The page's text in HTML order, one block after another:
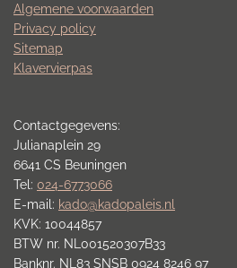
Algemene voorwaarden
Privacy policy
Sitemap
Klavervierpas
Contactgegevens:
Julianaplein 29
6641 CS Beuningen
Tel: 024-6773066
E-mail: kado@kadopaleis.nl
KVK: 10044857
BTW nr. NL001520307B33
Banknr. NL83 SNSB 0924 8246 97